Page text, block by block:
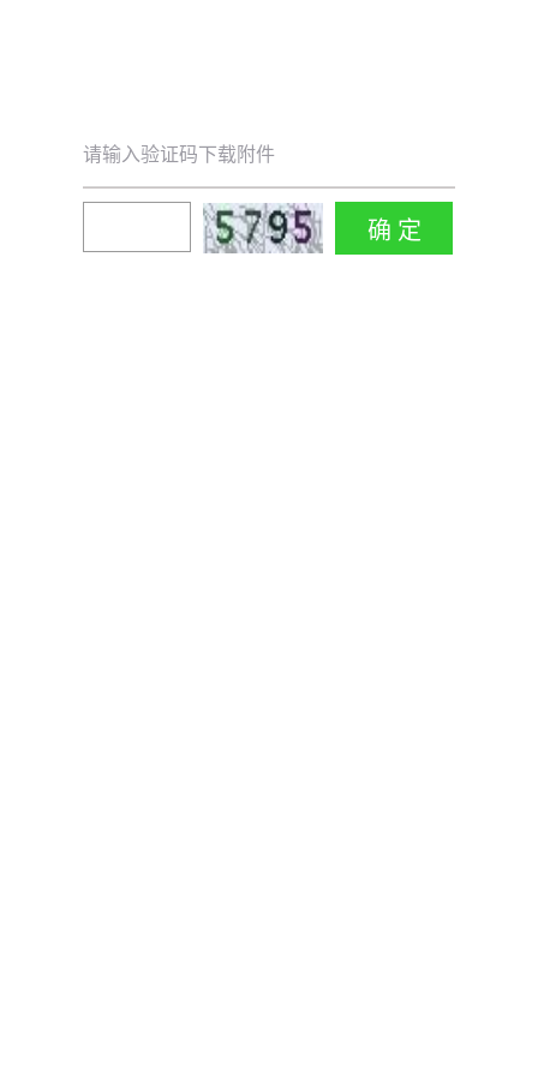
请输入验证码下载附件